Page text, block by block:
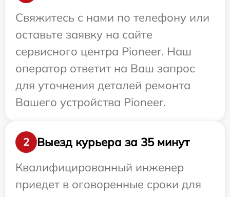
Свяжитесь с нами по телефону или
оставьте заявку на сайте
сервисного центра Pioneer. Наш
оператор ответит на Ваш запрос
для уточнения деталей ремонта
Вашего устройства Pioneer.
2
Выезд курьера за 35 минут
Квалифицированный инженер
приедет в оговоренные сроки для